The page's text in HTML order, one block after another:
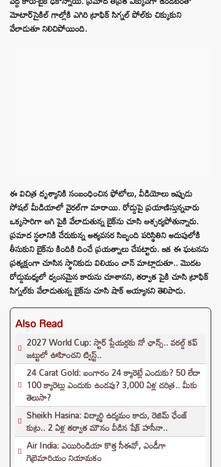
మోటార్‌సైకిల్ గాల్లోకి ఎగిరి ట్రాఫిక్ సిగ్నల్ పోల్‌కు చిక్కుకుని
వేలాడుతూ నిలిచిపోయింది.
ఈ విచిత్ర దృశ్యానికి సంబంధించిన ఫోటోలు, వీడియోలు ఇప్పుడు
సోషల్ మీడియాలో వైరల్‌గా మారాయి. రోడ్డుపై ప్రయాణిస్తున్నవారు
ఒక్కసారిగా ఆగి పైకి వేలాడుతున్న బైక్‌ను చూసి ఆశ్చర్యపోతున్నారు.
ప్రమాద స్థలానికి చేరుకున్న అత్యవసర సిబ్బంది పరిస్థితిని అదుపులోకి
తీసుకుని బైక్‌ను కిందికి దించే ప్రయత్నాలు చేపట్టారు. ఇక ఈ ఘటనను
ప్రత్యక్షంగా చూసిన స్థానికుడు విలియం చాన్ మాట్లాడుతూ.. మొదట
రోడ్డుమధ్యలో ధ్వంసమైన కారును చూశానని, తర్వాత పైకి చూసి ట్రాఫిక్
సిగ్నల్‌కు వేలాడుతున్న బైక్‌ను చూసి షాక్ అయ్యానని తెలిపాడు.
Also Read
2027 World Cup: స్టార్ ప్లేయర్లకు నో ఛాన్స్.. వరల్డ్ కప్
జట్టులో ఊహించని ట్విస్ట్..
24 Carat Gold: బంగారం 24 క్యారెట్లే ఎందుకు? 50 లేదా
100 క్యారెట్లు ఎందుకు ఉండవు? 3,000 ఏళ్ల చరిత్ర.. మీకు
తెలుసా?
Sheikh Hasina: విద్యార్థి ఉద్యమం కాదు, రెజిమ్ ఛేంజ్
కుట్ర.. 2 ఏళ్ల తర్వాత మౌనం వీడిన షేక్ హసీనా..
Air India: ఎయిరిండియా కొత్త సీఈవో, ఎండీగా
గెబ్రెమారియం నియామకం